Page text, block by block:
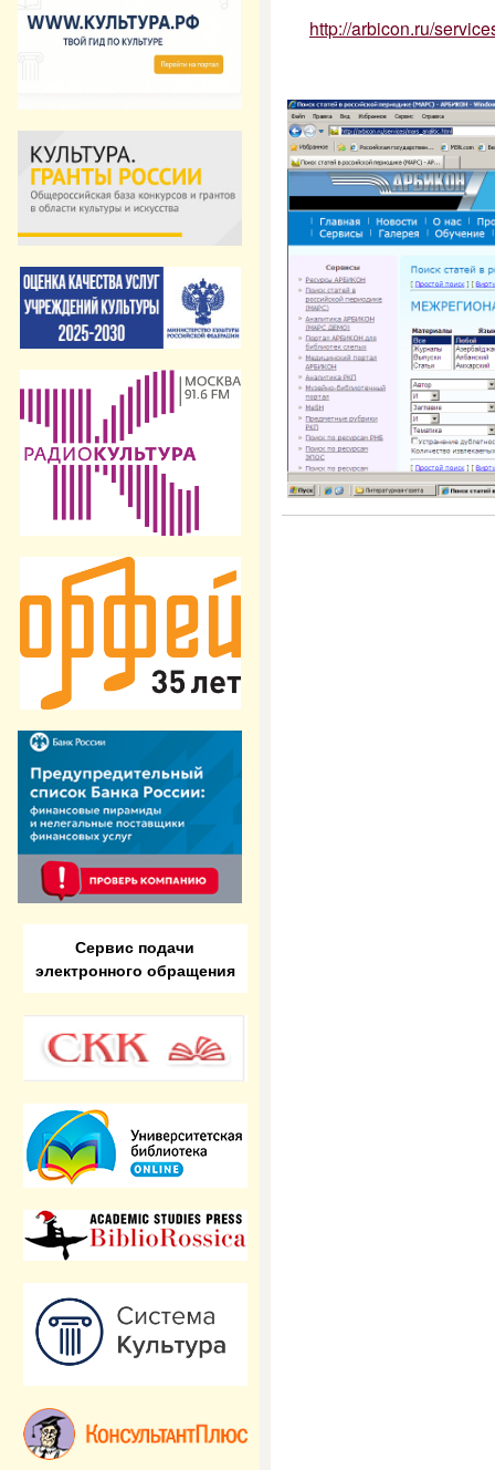
Сервис подачи
электронного обращения
http://arbicon.ru/